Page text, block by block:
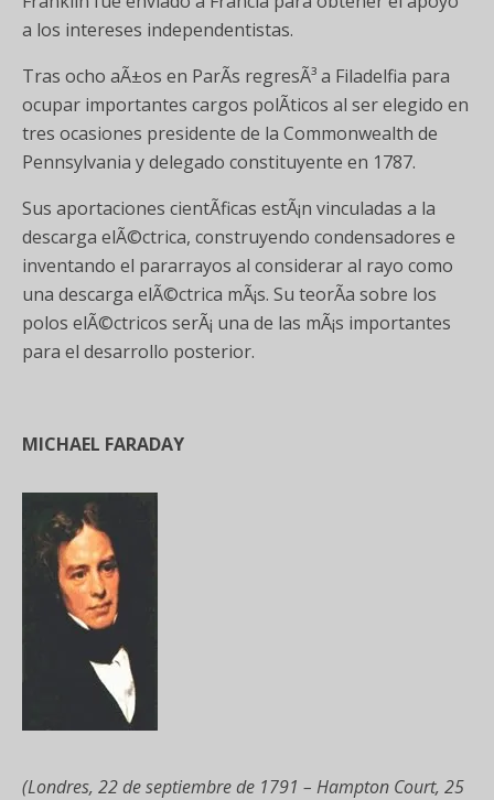
a los intereses independentistas.
Tras ocho aÃ±os en ParÃ­s regresÃ³ a Filadelfia para
ocupar importantes cargos polÃ­ticos al ser elegido en
tres ocasiones presidente de la Commonwealth de
Pennsylvania y delegado constituyente en 1787.
Sus aportaciones cientÃ­ficas estÃ¡n vinculadas a la
descarga elÃ©ctrica, construyendo condensadores e
inventando el pararrayos al considerar al rayo como
una descarga elÃ©ctrica mÃ¡s. Su teorÃ­a sobre los
polos elÃ©ctricos serÃ¡ una de las mÃ¡s importantes
para el desarrollo posterior.
MICHAEL FARADAY
(Londres, 22 de septiembre de 1791 – Hampton Court, 25